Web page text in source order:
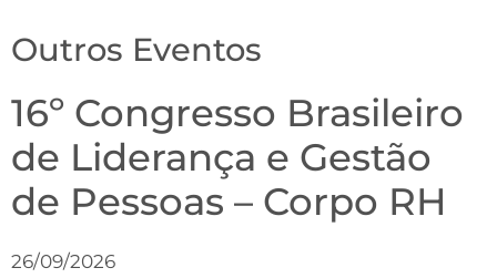
Outros Eventos
16º Congresso Brasileiro
de Liderança e Gestão
de Pessoas – Corpo RH
26/09/2026